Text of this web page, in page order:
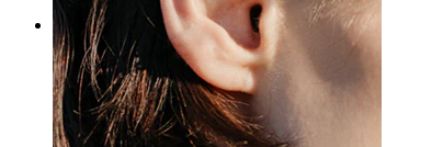
Kategooriad
Naba
Huul
Nibu